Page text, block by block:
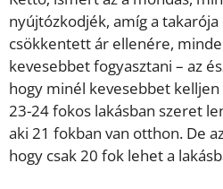
nyújtózkodjék, amíg a takarója
csökkentett ár ellenére,
kevesebbet fogyasztani – az
hogy minél kevesebbet
23-24 fokos lakásban szeret
aki 21 fokban van otthon. De
hogy csak 20 fok lehet a